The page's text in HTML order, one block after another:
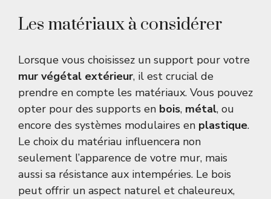
Les matériaux à considérer
Lorsque vous choisissez un support pour votre
mur végétal extérieur, il est crucial de
prendre en compte les matériaux. Vous pouvez
opter pour des supports en bois, métal, ou
encore des systèmes modulaires en plastique.
Le choix du matériau influencera non
seulement l’apparence de votre mur, mais
aussi sa résistance aux intempéries. Le bois
peut offrir un aspect naturel et chaleureux,